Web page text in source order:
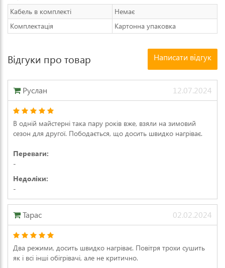
Кабель в комплекті
Немає
Комплектація
Картонна упаковка
Відгуки про товар Написати відгук
Руслан 12.07.2024
В одній майстерні така пару років вже, взяли на зимовий
сезон для другої. Пободається, що досить швидко нагріває.
Переваги:
-
Недоліки:
-
Тарас 02.02.2024
Два режими, досить швидко нагріває. Повітря трохи сушить
як і всі інші обігрівачі, але не критично.